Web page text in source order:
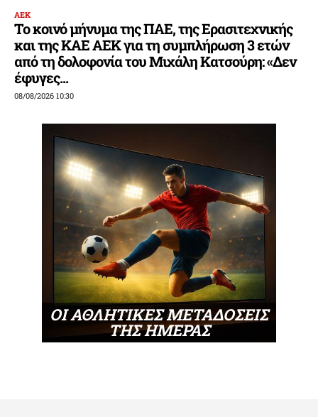
ΑΕΚ
Το κοινό μήνυμα της ΠΑΕ, της Ερασιτεχνικής
και της ΚΑΕ ΑΕΚ για τη συμπλήρωση 3 ετών
από τη δολοφονία του Μιχάλη Κατσούρη: «Δεν
έφυγες...
08/08/2026 10:30
ΟΙ ΑΘΛΗΤΙΚΕΣ ΜΕΤΑΔΟΣΕΙΣ
ΤΗΣ ΗΜΕΡΑΣ